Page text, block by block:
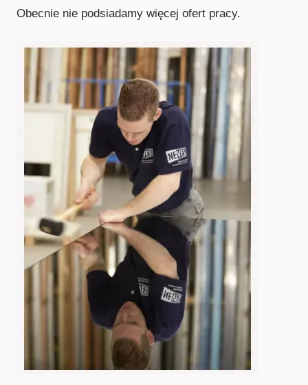
Obecnie nie podsiadamy więcej ofert pracy.